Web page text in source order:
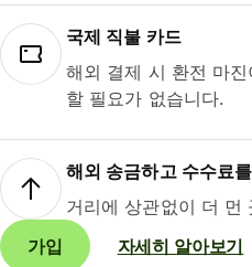
국제 직불 카드
해외 결제 시 환전 마
할 필요가 없습니다.
해외 송금하고 수수료
거리에 상관없이 더 먼
가입
자세히 알아보기